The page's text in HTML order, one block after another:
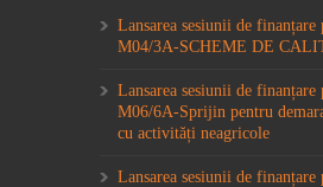
Lansarea sesiunii de finanțare
M04/3A-SCHEME DE
Lansarea sesiunii de finanțare
M06/6A-Sprijin pentru
cu activități neagricole
Lansarea sesiunii de finanțare